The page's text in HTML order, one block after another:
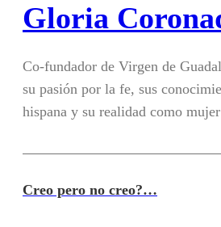
Gloria
Co-fundador de Virgen de
su pasión por la fe, sus
hispana y su realidad como
Creo pero no creo?…